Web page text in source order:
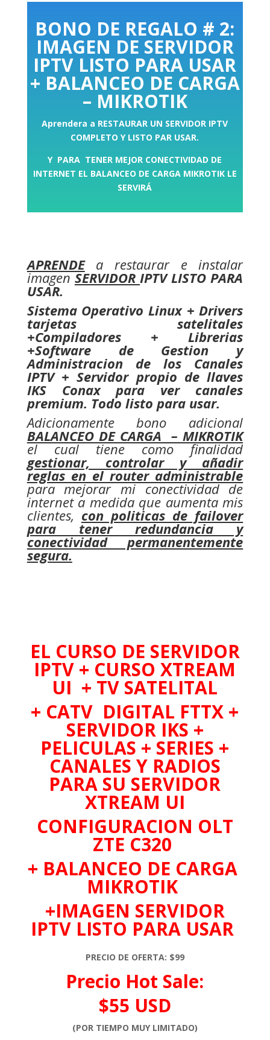
BONO DE REGALO # 2:
IMAGEN DE SERVIDOR
IPTV LISTO PARA USAR
+ BALANCEO DE CARGA
– MIKROTIK
Aprendera a RESTAURAR UN SERVIDOR IPTV
COMPLETO Y LISTO PAR USAR.
Y PARA TENER MEJOR CONECTIVIDAD DE
INTERNET EL BALANCEO DE CARGA MIKROTIK LE
SERVIRÁ
APRENDEa restaurar e instalar
imagenSERVIDORIPTV LISTO PARA
USAR.
Sistema Operativo Linux + Drivers
tarjetas satelitales
+Compiladores + Librerias
+Software de Gestion y
Administracion de los Canales
IPTV + Servidor propio de llaves
IKS Conax para ver canales
premium. Todo listo para usar.
Adicionamente bono adicional
BALANCEO DE CARGA – MIKROTIK
el cual tiene como finalidad
gestionar, controlar y añadir
reglas en el router administrable
para mejorar mi conectividad de
internet a medida que aumenta mis
clientes, con politicas de failover
para tener redundancia y
conectividad permanentemente
segura.
EL CURSO DE SERVIDOR
IPTV + CURSO XTREAM
UI + TV SATELITAL
+ CATV DIGITAL FTTX +
SERVIDOR IKS +
PELICULAS + SERIES +
CANALES Y RADIOS
PARA SU SERVIDOR
XTREAM UI
CONFIGURACION OLT
ZTE C320
+ BALANCEO DE CARGA
MIKROTIK
+IMAGEN SERVIDOR
IPTV LISTO PARA USAR
PRECIO DE OFERTA: $99
Precio Hot Sale:
$55 USD
(POR TIEMPO MUY LIMITADO)